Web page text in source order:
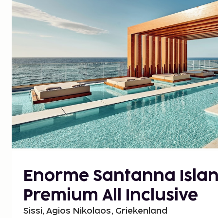
Enorme Santanna
Premium All Inclusive
Sissi, Agios Nikolaos, Griekenland